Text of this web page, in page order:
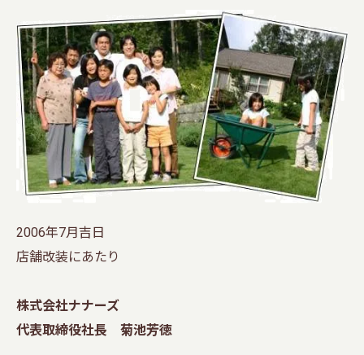
2006年7月吉日
店舗改装にあたり
株式会社ナナーズ
代表取締役社長 菊池芳徳